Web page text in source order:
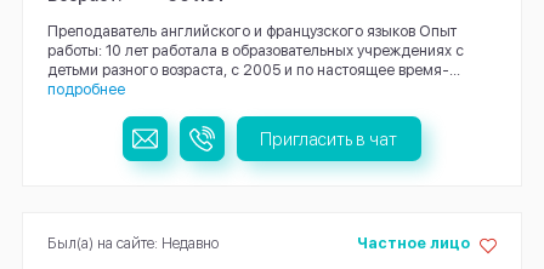
Преподаватель английского и французского языков Опыт
работы: 10 лет работала в образовательных учреждениях с
детьми разного возраста, с 2005 и по настоящее время-...
подробнее
Пригласить в чат
Частное лицо
Был(а) на сайте: Недавно